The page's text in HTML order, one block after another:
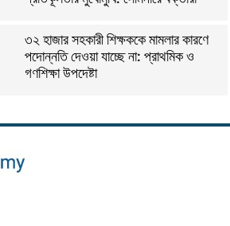
৩২ হাজার সহকারী শিক্ষককে মামলার কারণে
পদোন্নতি দেওয়া যাচ্ছে না: প্রাথমিক ও
গণশিক্ষা উপদেষ্টা